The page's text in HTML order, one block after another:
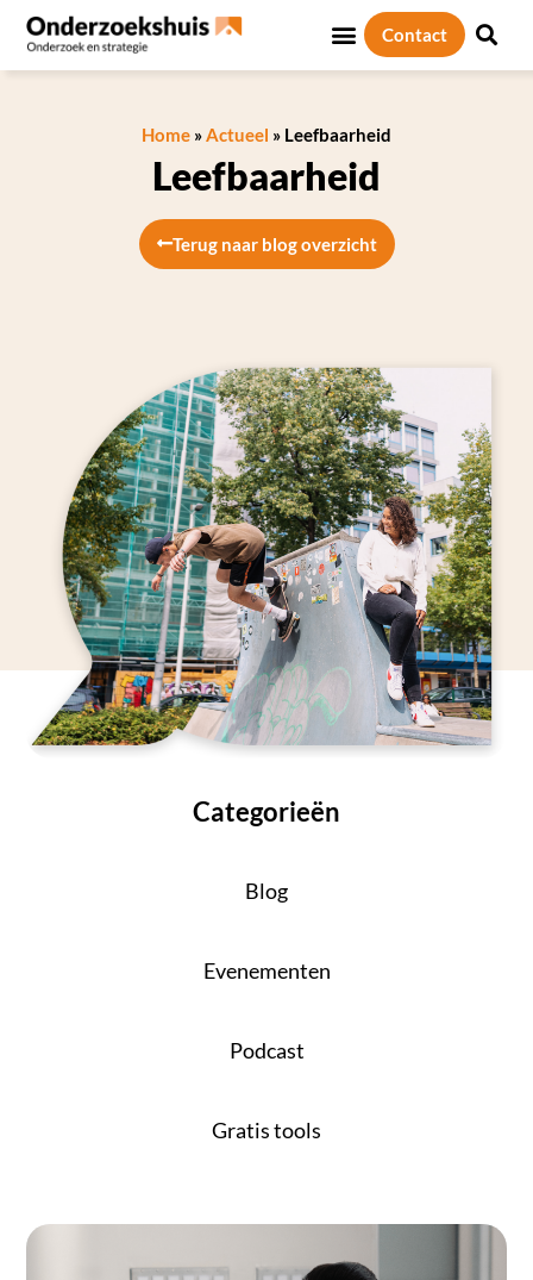
Contact
Home »Actueel » Leefbaarheid
Leefbaarheid
Terug naar blog overzicht
Categorieën
Blog
Evenementen
Podcast
Gratis tools